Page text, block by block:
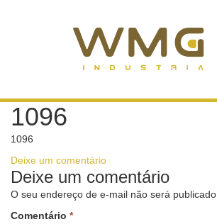
1096
1096
Deixe um comentário
Deixe um comentário
O seu endereço de e-mail não será publicado.
Comentário *